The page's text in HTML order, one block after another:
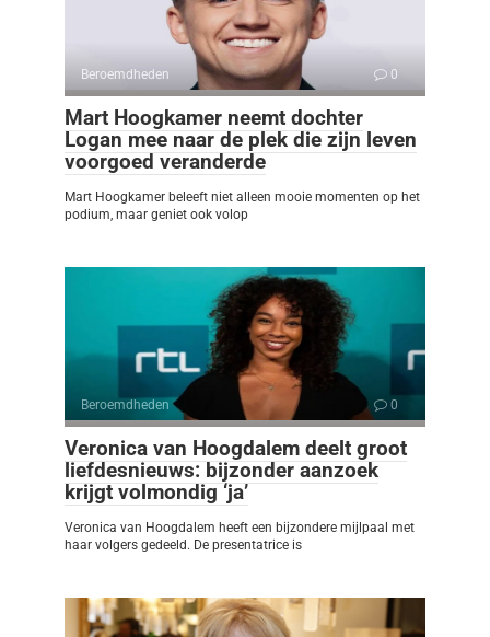
Beroemdheden 0
Mart Hoogkamer neemt dochter
Logan mee naar de plek die zijn leven
voorgoed veranderde
Mart Hoogkamer beleeft niet alleen mooie momenten op het
podium, maar geniet ook volop
Beroemdheden 0
Veronica van Hoogdalem deelt groot
liefdesnieuws: bijzonder aanzoek
krijgt volmondig ‘ja’
Veronica van Hoogdalem heeft een bijzondere mijlpaal met
haar volgers gedeeld. De presentatrice is